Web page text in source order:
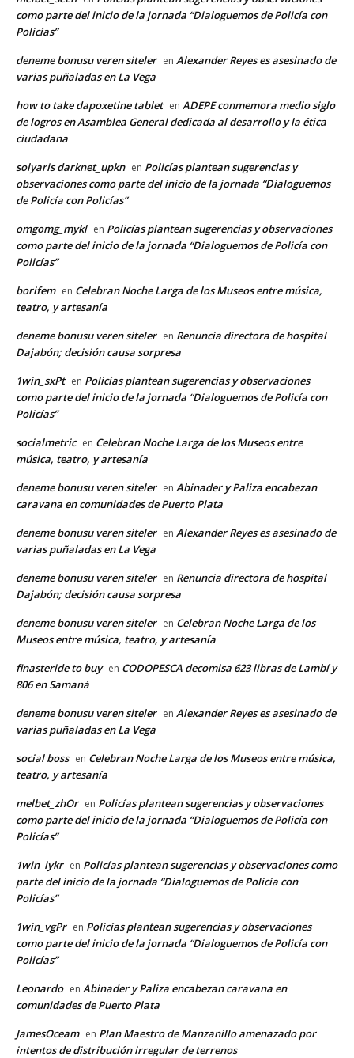
como parte del inicio de la jornada “Dialoguemos de Policía con
Policías”
deneme bonusu veren siteler en Alexander Reyes es asesinado de
varias puñaladas en La Vega
how to take dapoxetine tablet en ADEPE conmemora medio siglo
de logros en Asamblea General dedicada al desarrollo y la ética
ciudadana
solyaris darknet_upkn en Policías plantean sugerencias y
observaciones como parte del inicio de la jornada “Dialoguemos
de Policía con Policías”
omgomg_mykl en Policías plantean sugerencias y observaciones
como parte del inicio de la jornada “Dialoguemos de Policía con
Policías”
borifem en Celebran Noche Larga de los Museos entre música,
teatro, y artesanía
deneme bonusu veren siteler en Renuncia directora de hospital
Dajabón; decisión causa sorpresa
1win_sxPt en Policías plantean sugerencias y observaciones
como parte del inicio de la jornada “Dialoguemos de Policía con
Policías”
socialmetric en Celebran Noche Larga de los Museos entre
música, teatro, y artesanía
deneme bonusu veren siteler en Abinader y Paliza encabezan
caravana en comunidades de Puerto Plata
deneme bonusu veren siteler en Alexander Reyes es asesinado de
varias puñaladas en La Vega
deneme bonusu veren siteler en Renuncia directora de hospital
Dajabón; decisión causa sorpresa
deneme bonusu veren siteler en Celebran Noche Larga de los
Museos entre música, teatro, y artesanía
finasteride to buy en CODOPESCA decomisa 623 libras de Lambí y
806 en Samaná
deneme bonusu veren siteler en Alexander Reyes es asesinado de
varias puñaladas en La Vega
social boss en Celebran Noche Larga de los Museos entre música,
teatro, y artesanía
melbet_zhOr en Policías plantean sugerencias y observaciones
como parte del inicio de la jornada “Dialoguemos de Policía con
Policías”
1win_iykr en Policías plantean sugerencias y observaciones como
parte del inicio de la jornada “Dialoguemos de Policía con
Policías”
1win_vgPr en Policías plantean sugerencias y observaciones
como parte del inicio de la jornada “Dialoguemos de Policía con
Policías”
Leonardo en Abinader y Paliza encabezan caravana en
comunidades de Puerto Plata
JamesOceam en Plan Maestro de Manzanillo amenazado por
intentos de distribución irregular de terrenos